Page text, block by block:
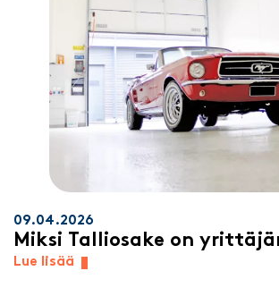
09.04.2026
Miksi Talliosake on
Lue lisää